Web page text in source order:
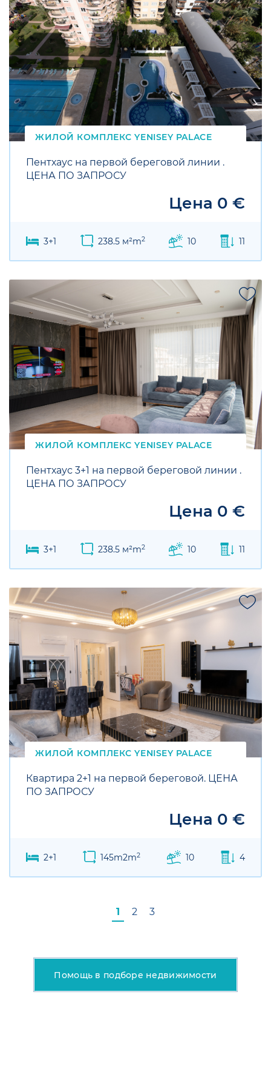
ЖИЛОЙ КОМПЛЕКСYENISEY PALACE
Пентхаус на первой береговой линии .
ЦЕНА ПО ЗАПРОСУ
Цена 0 €
3+1 238.5 м²m2 10 11
ЖИЛОЙ КОМПЛЕКСYENISEY PALACE
SALE
Пентхаус 3+1 на первой береговой линии .
ЦЕНА ПО ЗАПРОСУ
Цена 0 €
3+1 238.5 м²m2 10 11
ЖИЛОЙ КОМПЛЕКСYENISEY PALACE
SALE
Квартира 2+1 на первой береговой. ЦЕНА
ПО ЗАПРОСУ
Цена 0 €
2+1 145m2m2 10 4
1 2 3
Помощь в подборе недвижимости